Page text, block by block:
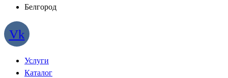
Белгород
Vk
Услуги
Каталог